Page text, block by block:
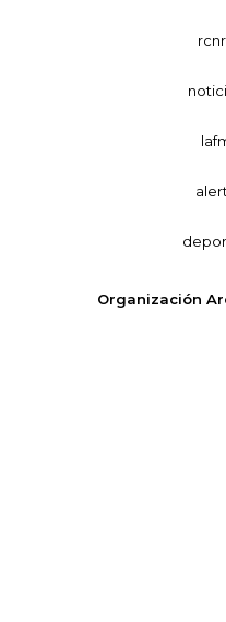
Organización